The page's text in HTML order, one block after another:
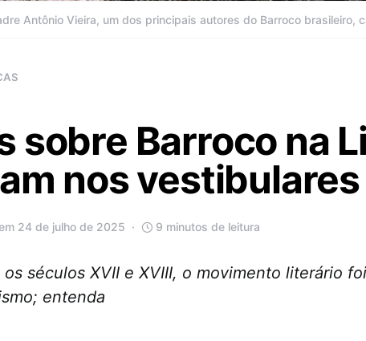
Antônio Vieira, um dos principais autores do Barroco brasileiro,
sobre Barroco na
nos vestibulares
24 de julho de 2025 9 minutos de leitura
séculos XVII e XVIII, o movimento literário
entenda